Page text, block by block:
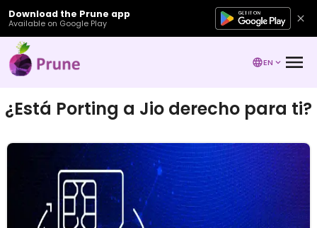
Download the Prune app
Available on Google Play
EN
¿Está Porting a Jio derecho para ti?